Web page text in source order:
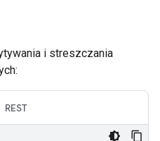
i streszczania
REST